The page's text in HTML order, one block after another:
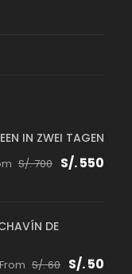
IN ZWEI TAGEN
S/. 700 S/. 550
DE
From S/. 60 S/. 50